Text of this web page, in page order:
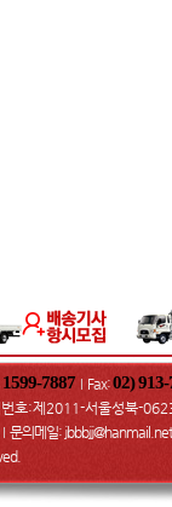
1599-7887 I Fax:02)
호:제2011-서울성북-
I 문의메일: jbbbjj@hanmail.net